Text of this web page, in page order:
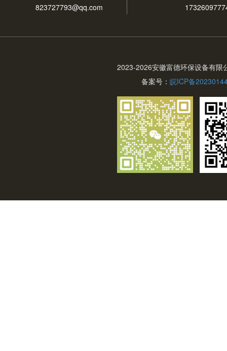
823727793@qq.com
2023-2026安徽富德环保设备有限
备案号： 皖ICP备